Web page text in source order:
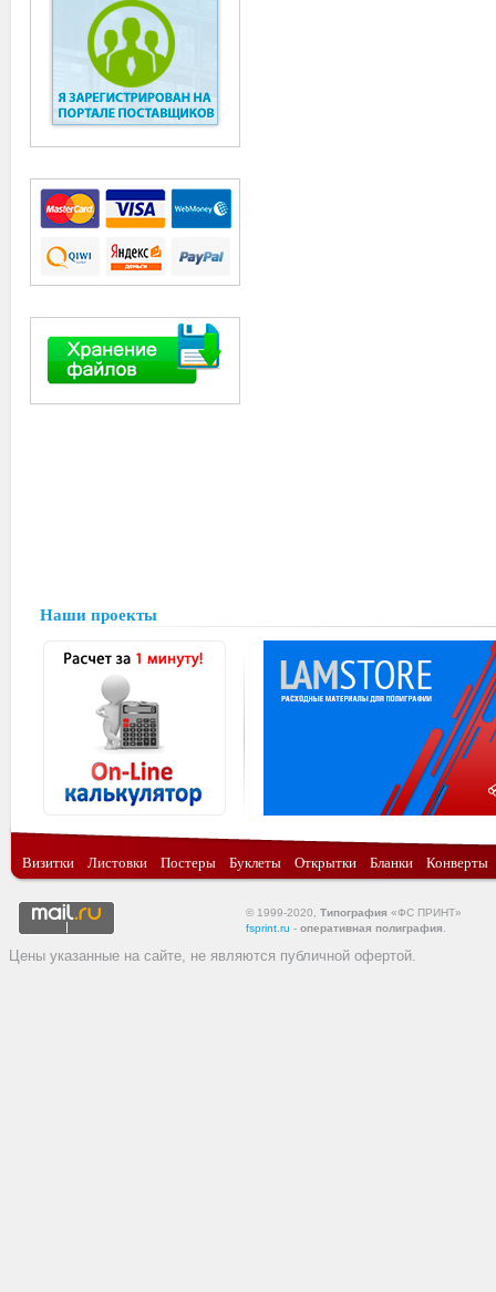
Наши проекты
Визитки Листовки Постеры Буклеты Открытки Бланки Конверты
© 1999-2020, Типография «ФС ПРИНТ»
fsprint.ru - оперативная полиграфия
Цены указанные на сайте, не являются публичной офертой.